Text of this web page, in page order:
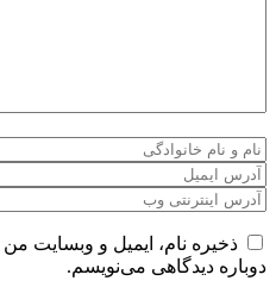
ذخیره نام، ایمیل و وبسایت
دوباره دیدگاهی می‌نویسم.